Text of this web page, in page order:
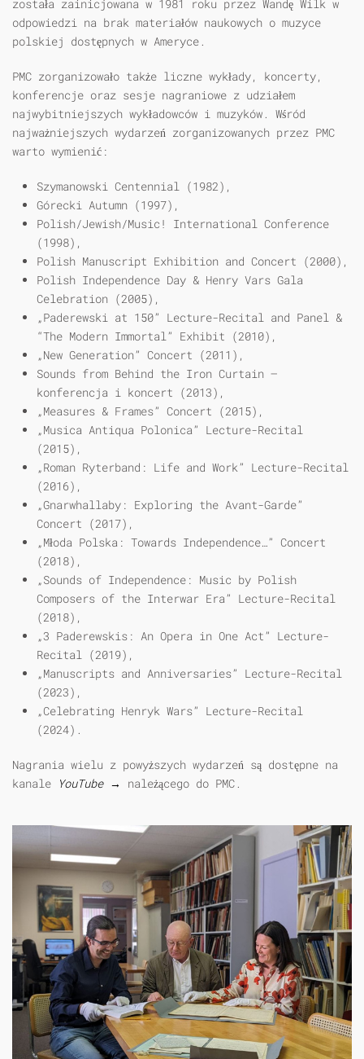
została zainicjowana w 1981 roku przez Wandę Wilk w
odpowiedzi na brak materiałów naukowych o muzyce
polskiej dostępnych w Ameryce.
PMC zorganizowało także liczne wykłady, koncerty,
konferencje oraz sesje nagraniowe z udziałem
najwybitniejszych wykładowców i muzyków. Wśród
najważniejszych wydarzeń zorganizowanych przez PMC
warto wymienić:
Szymanowski Centennial (1982),
Górecki Autumn (1997),
Polish/Jewish/Music! International Conference
(1998),
Polish Manuscript Exhibition and Concert (2000),
Polish Independence Day & Henry Vars Gala
Celebration (2005),
„Paderewski at 150” Lecture-Recital and Panel &
“The Modern Immortal” Exhibit (2010),
„New Generation” Concert (2011),
Sounds from Behind the Iron Curtain –
konferencja i koncert (2013),
„Measures & Frames” Concert (2015),
„Musica Antiqua Polonica” Lecture-Recital
(2015),
„Roman Ryterband: Life and Work” Lecture-Recital
(2016),
„Gnarwhallaby: Exploring the Avant-Garde”
Concert (2017),
„Młoda Polska: Towards Independence…” Concert
(2018),
„Sounds of Independence: Music by Polish
Composers of the Interwar Era” Lecture-Recital
(2018),
„3 Paderewskis: An Opera in One Act” Lecture-
Recital (2019),
„Manuscripts and Anniversaries” Lecture-Recital
(2023),
„Celebrating Henryk Wars” Lecture-Recital
(2024).
Nagrania wielu z powyższych wydarzeń są dostępne na
kanale YouTube → należącego do PMC.